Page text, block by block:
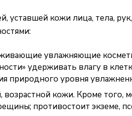
уставшей кожи лица, тела,
увлажняющие
удерживать влагу в
природного уровня
кожи. Кроме того,
противостоит экземе,